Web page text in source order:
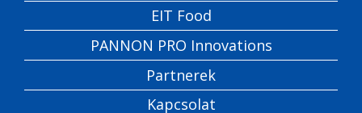
EIT Food
PANNON PRO Innovations
Partnerek
Kapcsolat